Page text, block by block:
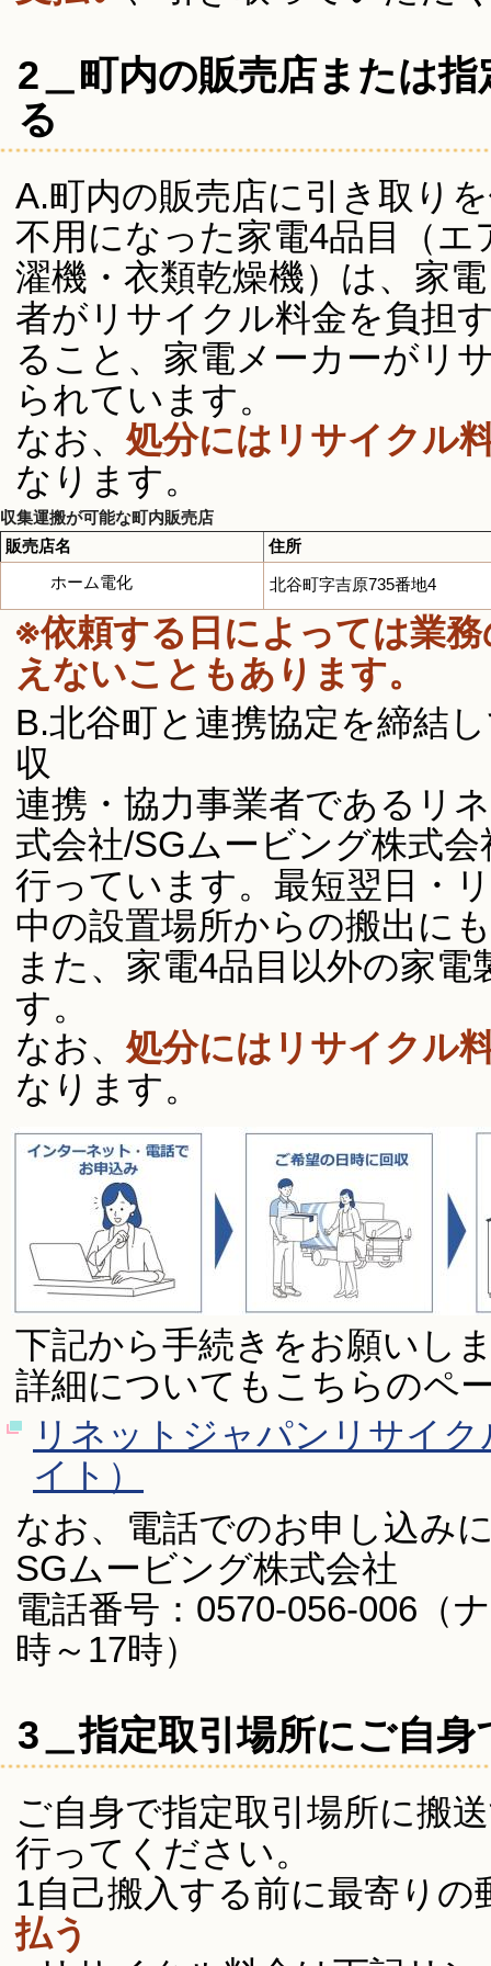
2＿町内の販売店または
る
A.町内の販売店に引き取り
不用になった家電4品目（
濯機・衣類乾燥機）は、家
者がリサイクル料金を負担
ること、家電メーカーがリ
られています。
なお、 処分にはリサイクル
なります。
収集運搬が可能な町内販売店
販売店名
住所
ホーム電化
北谷町字吉原735番地4
※依頼する日によっては業
えないこともあります。
B.北谷町と連携協定を締結
収
連携・協力事業者であるリ
式会社/SGムービング株式
行っています。最短翌日・
中の設置場所からの搬出に
また、家電4品目以外の家
す。
なお、 処分にはリサイクル
なります。
下記から手続きをお願いし
詳細についてもこちらのペ
リネットジャパンリサイ
イト）
なお、電話でのお申し込み
SGムービング株式会社
電話番号：0570-056-006（
時～17時）
3＿指定取引場所にご自
ご自身で指定取引場所に搬
行ってください。
1自己搬入する前に最寄りの
払う